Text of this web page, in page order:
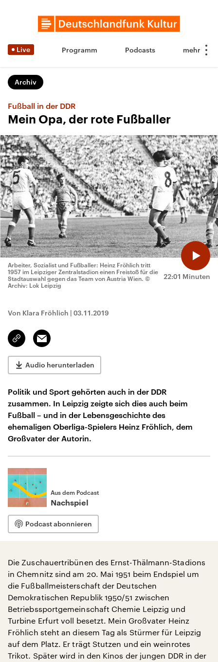
Live Programm Podcasts
Archiv
Fußball in der DDR
Mein Opa, der rote Fußballer
22:01 Minuten
Arbeiter, Sozialist und Fußballer: Heinz Fröhlich tritt
1957 im Leipziger Zentralstadion einen Freistoß für die
Stadtauswahl gegen das Team von Austria Wien. ©
Archiv: Lok Leipzig
Von Klara Fröhlich | 03.11.2019
Link
kopieren/teilen
Email
Audio herunterladen
Politik und Sport gehörten auch in der DDR
zusammen. In Leipzig zeigte sich dies auch beim
Fußball – und in der Lebensgeschichte des
ehemaligen Oberliga-Spielers Heinz Fröhlich, dem
Großvater der Autorin.
Aus dem Podcast
Nachspiel
Podcast abonnieren
Die Zuschauertribünen des Ernst-Thälmann-Stadions
in Chemnitz sind am 20. Mai 1951 beim Endspiel um
die Fußballmeisterschaft der Deutschen
Demokratischen Republik 1950/51 zwischen
Betriebssportgemeinschaft Chemie Leipzig und
Turbine Erfurt voll besetzt. Mein Großvater Heinz
Fröhlich steht an diesem Tag als Stürmer für Leipzig
auf dem Platz. Er trägt Stutzen und ein weinrotes
Trikot. Später wird in den Kinos der jungen DDR in der